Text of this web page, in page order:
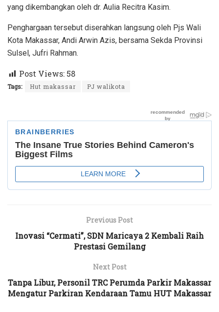
yang dikembangkan oleh dr. Aulia Recitra Kasim.
Penghargaan tersebut diserahkan langsung oleh Pjs Wali
Kota Makassar, Andi Arwin Azis, bersama Sekda Provinsi
Sulsel, Jufri Rahman.
Post Views: 58
Tags: Hut makassar PJ walikota
Previous Post
Inovasi “Cermati”, SDN Maricaya 2 Kembali Raih
Prestasi Gemilang
Next Post
Tanpa Libur, Personil TRC Perumda Parkir Makassar
Mengatur Parkiran Kendaraan Tamu HUT Makassar